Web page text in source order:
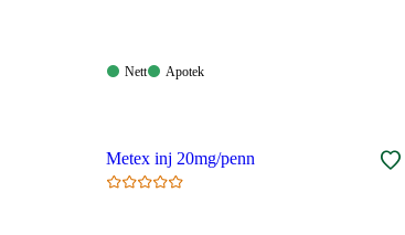
Nett:
Nett
Apotek:
Apotek
Metex inj 20mg/penn